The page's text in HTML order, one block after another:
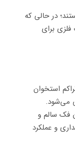
در حالی که
برای
استخوان
می‌شود.
فک سالم و
و عملکرد